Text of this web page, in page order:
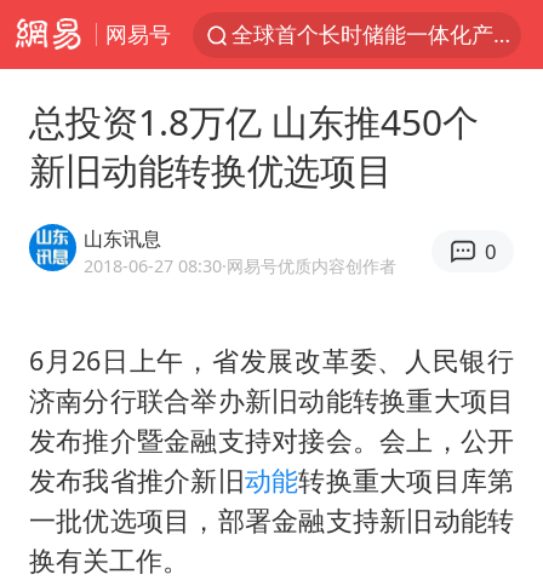
网易号
全球首个长时储能一体化产业园量产
“秋天的第一杯奶茶”6岁了
中巨芯：上半年归母净利润1405.77万元
胜宏科技：股票交易异常波动
国乒男单横滨冠军赛全军覆没
胡彦斌获《歌手2026》歌王
U17国足三连胜晋级明日之星半决赛
美股存储板块集体大跌
总投资1.8万亿 山东推450个
新旧动能转换优选项目
山东讯息
2018-06-27 08:30·网易号优质内容创作者
0
6月26日上午，省发展改革委、人民银行
济南分行联合举办新旧动能转换重大项目
发布推介暨金融支持对接会。会上，公开
发布我省推介新旧动能转换重大项目库第
一批优选项目，部署金融支持新旧动能转
换有关工作。